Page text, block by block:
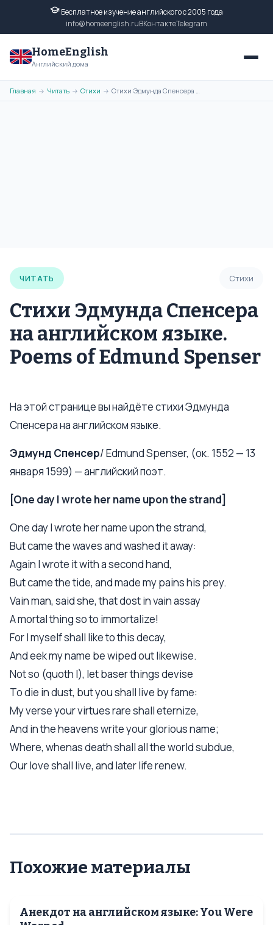
Бесплатное изучение английского с 2005 года
info@homeenglish.ruВКонтактеTelegram
HomeEnglish
Английский дома
Главная → Читать → Стихи → Стихи Эдмунда Спенсера на английском языке. Poems of Edmund Spenser
ЧИТАТЬ Стихи
Стихи Эдмунда Спенсера
на английском языке.
Poems of Edmund Spenser
На этой странице вы найдёте стихи Эдмунда
Спенсера на английском языке.
Эдмунд Спенсер/ Edmund Spenser, (ок. 1552 — 13
января 1599) — английский поэт.
[One day I wrote her name upon the strand]
One day I wrote her name upon the strand,
But came the waves and washed it away:
Again I wrote it with a second hand,
But came the tide, and made my pains his prey.
Vain man, said she, that dost in vain assay
A mortal thing so to immortalize!
For I myself shall like to this decay,
And eek my name be wiped out likewise.
Not so (quoth I), let baser things devise
To die in dust, but you shall live by fame:
My verse your virtues rare shall eternize,
And in the heavens write your glorious name;
Where, whenas death shall all the world subdue,
Our love shall live, and later life renew.
Похожие материалы
Анекдот на английском языке: You Were